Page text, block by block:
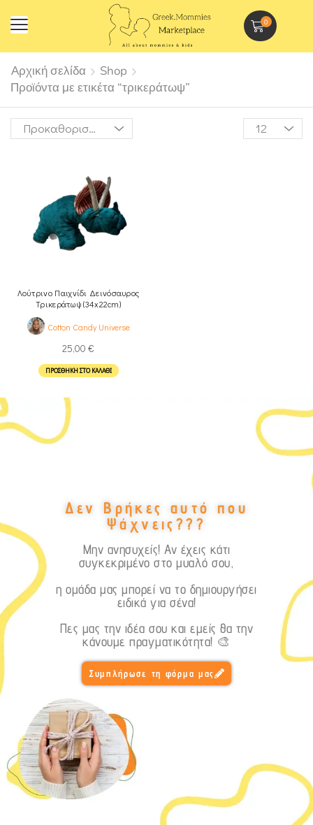
0
Αρχική σελίδα
Shop
Προϊόντα με ετικέτα “τρικεράτωψ”
Λούτρινο Παιχνίδι Δεινόσαυρος
Τρικεράτωψ (34x22cm)
Cotton Candy Universe
25,00 €
ΠΡΟΣΘΉΚΗ ΣΤΟ ΚΑΛΆΘΙ
Δεν Βρήκες αυτό που
Ψάχνεις???
Μην ανησυχείς! Αν έχεις κάτι
συγκεκριμένο στο μυαλό σου,
η ομάδα μας μπορεί να το δημιουργήσει
ειδικά για σένα!
Πες μας την ιδέα σου και εμείς θα την
κάνουμε πραγματικότητα! 🎨
Συμπλήρωσε τη φόρμα μας